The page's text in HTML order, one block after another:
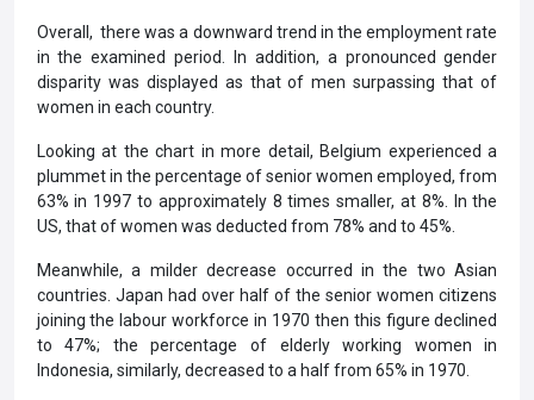
Overall, there was a downward trend in the employment rate
in the examined period. In addition, a pronounced gender
disparity was displayed as that of men surpassing that of
women in each country.
Looking at the chart in more detail, Belgium experienced a
plummet in the percentage of senior women employed, from
63% in 1997 to approximately 8 times smaller, at 8%. In the
US, that of women was deducted from 78% and to 45%.
Meanwhile, a milder decrease occurred in the two Asian
countries. Japan had over half of the senior women citizens
joining the labour workforce in 1970 then this figure declined
to 47%; the percentage of elderly working women in
Indonesia, similarly, decreased to a half from 65% in 1970.